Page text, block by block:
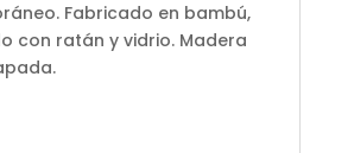
Fabricado en bambú,
con ratán y vidrio. Madera